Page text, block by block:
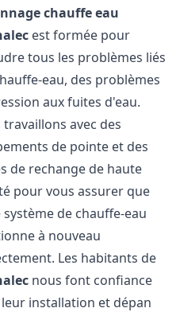
chauffe eau
est formée pour
tous les problèmes liés
eau, des problèmes
aux fuites d'eau.
travaillons avec des
de pointe et des
de rechange de haute
pour vous assurer que
de chauffe-eau
à nouveau
Les habitants de
nous font confiance
installation et dépan